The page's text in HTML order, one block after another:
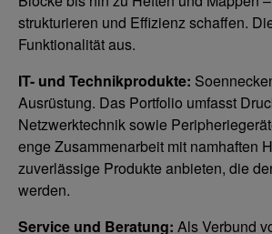
strukturieren und Effizienz schaffen.
Funktionalität aus.
IT- und Technikprodukte:
Ausrüstung. Das Portfolio umfasst
Netzwerktechnik sowie
enge Zusammenarbeit mit namhaften
zuverlässige Produkte anbieten, die
werden.
Service und Beratung: Als Verbund